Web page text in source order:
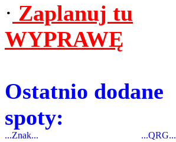
· Zaplanuj tu
WYPRAWĘ
Ostatnio dodane
spoty:
...Znak... ...QRG...